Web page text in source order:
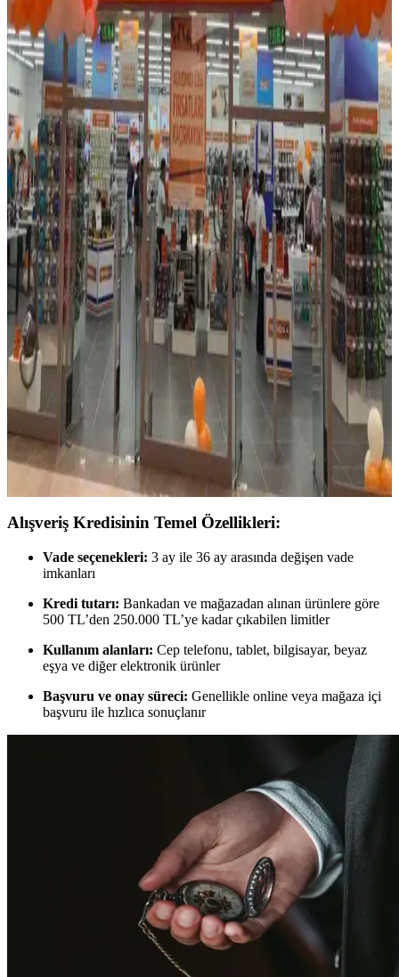
2024 Yılında Taksitli Telefon Almak İçin En Güncel
Yöntemler ve Dikkat Edilmesi Gerekenler
2024'te taksitli telefon almak isteyenler için operatörler, kredi kartı
ve alışveriş kredisi gibi yöntemler ve dikkat edilmesi gereken
noktalar detaylı şekilde anlatılıyor.
Elektronik Ürünlerde Alışveriş Kredisi Kullanım
Rehberi: Avantajlar ve Dikkat Edilmesi Gerekenler
Elektronik ürünler için alışveriş kredisi kullanımı, taksit imkanları ve
bankaların sunduğu avantajlar hakkında detaylı bilgi içerir.
Bütçenize uygun ödeme planlarıyla avantaj sağlayın.
Taksitli Cep Telefonu Almanın Avantajları ve
Güncel Satın Alma Yöntemleri
Gelişen teknolojiyi yakından takip etmek ve bütçe dostu ödemelerle
yeni telefonlara sahip olmak için taksitli cep telefonu satın alma
yöntemlerini ve avantajlarını keşfedin.
Teknosa'da Elektronik Ürünlerde Taksit Seçenekleri
ve Koşulları Hakkında Detaylı Bilgi
Teknosa'da telefon ve diğer elektronik ürünlerde taksit imkanları,
koşulları ve ödeme seçenekleri hakkında kapsamlı bilgi. Bütçe dostu
alışveriş için detaylar burada.
Alışveriş Kredisinin Temel Özellikleri:
Vade seçenekleri: 3 ay ile 36 ay arasında değişen vade
imkanları
Kredi tutarı: Bankadan ve mağazadan alınan ürünlere göre
500 TL’den 250.000 TL’ye kadar çıkabilen limitler
Kullanım alanları: Cep telefonu, tablet, bilgisayar, beyaz
eşya ve diğer elektronik ürünler
Başvuru ve onay süreci: Genellikle online veya mağaza içi
başvuru ile hızlıca sonuçlanır